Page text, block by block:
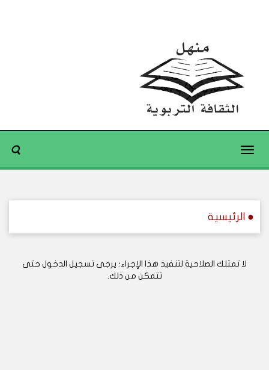
Toggle
● الرئيسية
لا تمتلك الصلاحية لتنفيذ هذا الإجراء؛ يرجى تسجيل الدخول حتى
تتمكن من ذلك.